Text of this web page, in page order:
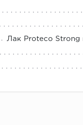
Лак Proteco Strong
Белый